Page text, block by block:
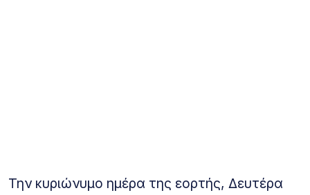
Την κυριώνυμο ημέρα της εορτής, Δευτέρα